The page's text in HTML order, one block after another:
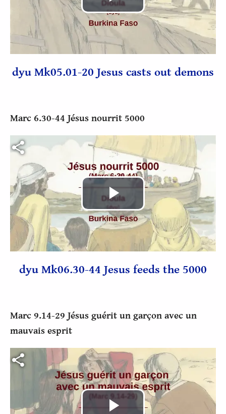
Lire
la
vidéo
dyu Mk05.01-20 Jesus casts out demons
Marc 6.30-44 Jésus nourrit 5000
Fichier vidéo
Lire
vidéo
dyu Mk06.30-44 Jesus feeds the 5000
Marc 9.14-29 Jésus guérit un garçon avec un
mauvais esprit
Fichier vidéo